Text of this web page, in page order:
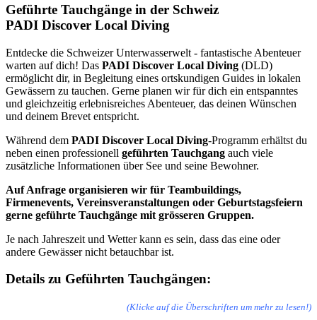
Geführte Tauchgänge in der Schweiz
PADI Discover Local Diving
Entdecke die Schweizer Unterwasserwelt - fantastische Abenteuer
warten auf dich! Das PADI Discover Local Diving (DLD)
ermöglicht dir, in Begleitung eines ortskundigen Guides in lokalen
Gewässern zu tauchen. Gerne planen wir für dich ein entspanntes
und gleichzeitig erlebnisreiches Abenteuer, das deinen Wünschen
und deinem Brevet entspricht.
Während dem PADI Discover Local Diving-Programm erhältst du
neben einen professionell geführten Tauchgang auch viele
zusätzliche Informationen über See und seine Bewohner.
Auf Anfrage organisieren wir für Teambuildings,
Firmenevents, Vereinsveranstaltungen oder Geburtstagsfeiern
gerne geführte Tauchgänge mit grösseren Gruppen.
Je nach Jahreszeit und Wetter kann es sein, dass das eine oder
andere Gewässer nicht betauchbar ist.
Details zu Geführten Tauchgängen:
(Klicke auf die Überschriften um mehr zu lesen!)